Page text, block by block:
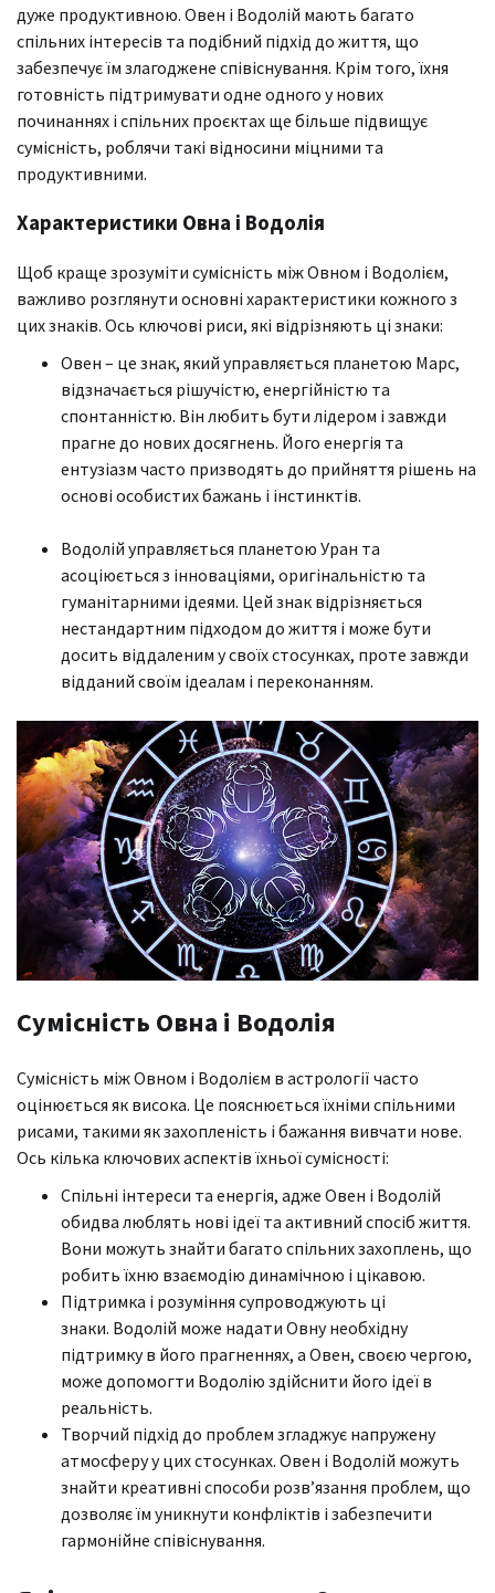
дуже продуктивною. Овен і Водолій мають багато
спільних інтересів та подібний підхід до життя, що
забезпечує їм злагоджене співіснування. Крім того, їхня
готовність підтримувати одне одного у нових
починаннях і спільних проєктах ще більше підвищує
сумісність, роблячи такі відносини міцними та
продуктивними.
Характеристики Овна і Водолія
Щоб краще зрозуміти сумісність між Овном і Водолієм,
важливо розглянути основні характеристики кожного з
цих знаків. Ось ключові риси, які відрізняють ці знаки:
Овен – це знак, який управляється планетою Марс,
відзначається рішучістю, енергійністю та
спонтанністю. Він любить бути лідером і завжди
прагне до нових досягнень. Його енергія та
ентузіазм часто призводять до прийняття рішень на
основі особистих бажань і інстинктів.
Водолій управляється планетою Уран та
асоціюється з інноваціями, оригінальністю та
гуманітарними ідеями. Цей знак відрізняється
нестандартним підходом до життя і може бути
досить віддаленим у своїх стосунках, проте завжди
відданий своїм ідеалам і переконанням.
Сумісність Овна і Водолія
Сумісність між Овном і Водолієм в астрології часто
оцінюється як висока. Це пояснюється їхніми спільними
рисами, такими як захопленість і бажання вивчати нове.
Ось кілька ключових аспектів їхньої сумісності:
Спільні інтереси та енергія, адже Овен і Водолій
обидва люблять нові ідеї та активний спосіб життя.
Вони можуть знайти багато спільних захоплень, що
робить їхню взаємодію динамічною і цікавою.
Підтримка і розуміння супроводжують ці
знаки. Водолій може надати Овну необхідну
підтримку в його прагненнях, а Овен, своєю чергою,
може допомогти Водолію здійснити його ідеї в
реальність.
Творчий підхід до проблем згладжує напружену
атмосферу у цих стосунках. Овен і Водолій можуть
знайти креативні способи розв’язання проблем, що
дозволяє їм уникнути конфліктів і забезпечити
гармонійне співіснування.